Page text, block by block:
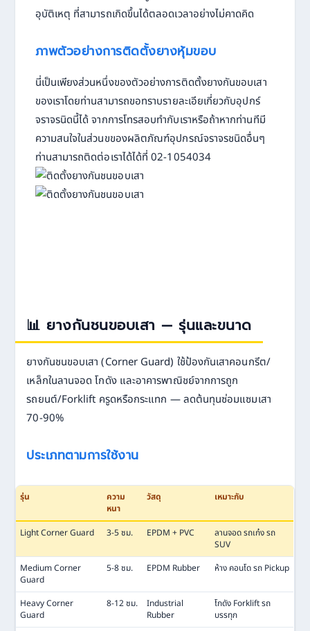
อุบัติเหตุ ที่สามารถเกิดขึ้นได้ตลอดเวลาอย่างไม่คาดคิด
ภาพตัวอย่างการติดตั้งยางหุ้มขอบ
นี่เป็นเพียงส่วนหนึ่งของตัวอย่างการติดตั้งยางกันขอบเสา
ของเราโดยท่านสามารถขอทราบรายละเอียเกี่ยวกับอุปกร์
จราจรนิดนี้ได้ จากการโทรสอบทำกับเราหรือถ้าหากท่านทีมี
ความสนใจในส่วนขของผลิตภัณฑ์อุปกรณ์จราจรชนิดอื่นๆ
ท่านสามารถติดต่อเราได้ได้ที่ 02-1054034
📊 ยางกันชนขอบเสา — รุ่นและขนาด
ยางกันชนขอบเสา (Corner Guard) ใช้ป้องกันเสาคอนกรีต/
เหล็กในลานจอด โกดัง และอาคารพาณิชย์จากการถูก
รถยนต์/Forklift ครูดหรือกระแทก — ลดต้นทุนซ่อมแซมเสา
70-90%
ประเภทตามการใช้งาน
รุ่น
ความ
หนา
วัสดุ เหมาะกับ
Light Corner Guard 3-5 ซม. EPDM + PVC
ลานจอด รถเก๋ง รถ
SUV
Medium Corner
Guard
5-8 ซม. EPDM Rubber ห้าง คอนโด รถ Pickup
Heavy Corner
Guard
8-12 ซม.
Industrial
Rubber
โกดัง Forklift รถ
บรรทุก